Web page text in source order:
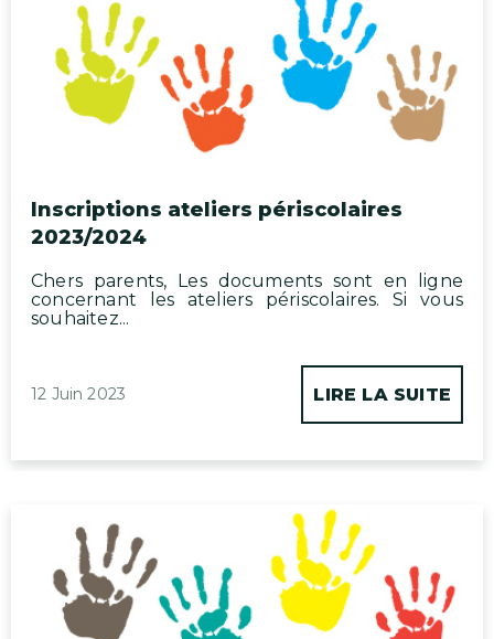
Inscriptions ateliers périscolaires
2023/2024
Chers parents, Les documents sont en ligne
concernant les ateliers périscolaires. Si vous
souhaitez...
12 Juin 2023 LIRE LA SUITE